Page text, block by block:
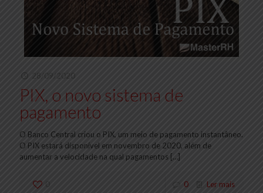
28/09/2020
PIX, o novo sistema de
pagamento
O Banco Central criou o PIX, um meio de pagamento instantâneo.
O PIX estará disponível em novembro de 2020, além de
aumentar a velocidade na qual pagamentos […]
0 0 Ler mais